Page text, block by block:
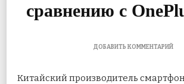
сравнению с
ДОБАВИТЬ КОММЕНТАРИЙК
Китайский производитель